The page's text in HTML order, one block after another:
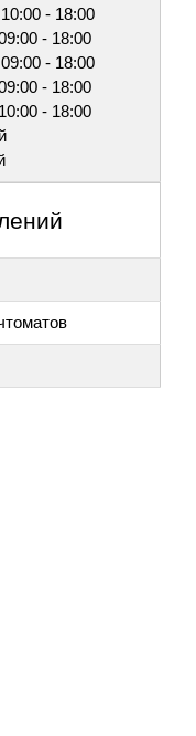
- 18:00
- 18:00
- 18:00
- 18:00
- 18:00